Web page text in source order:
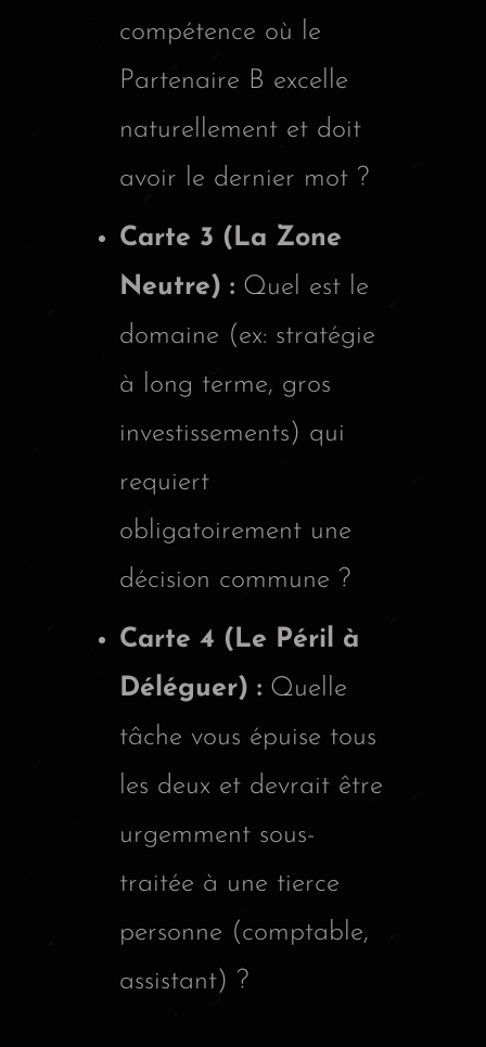
compétence où le
Partenaire B excelle
naturellement et doit
avoir le dernier mot ?
Carte 3 (La Zone
Neutre) : Quel est le
domaine (ex: stratégie
à long terme, gros
investissements) qui
requiert
obligatoirement une
décision commune ?
Carte 4 (Le Péril à
Déléguer) : Quelle
tâche vous épuise tous
les deux et devrait être
urgemment sous-
traitée à une tierce
personne (comptable,
assistant) ?